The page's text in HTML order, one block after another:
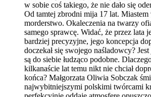
w sobie coś takiego, że nie dało się
Od tamtej zbrodni mija 17 lat. Miastem
morderstwo. Okaleczenia na twarzy
samego sprawcę. Widać, że przez lata
bardziej precyzyjne, jego koncepcja
doczekał się swojego naśladowcy?
są do siebie łudząco podobne.
kilkanaście lat temu nikt nie chciał
końca? Małgorzata Oliwia Sobczak
najwybitniejszymi polskimi twórcami